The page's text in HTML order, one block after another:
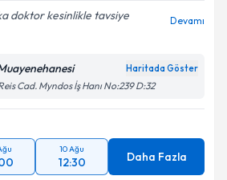
doktor kesinlikle tavsiye
Devamı
Haritada Göster
Cad. Myndos İş Hanı No:239 D:32
10 Ağu
12:30 Daha Fazla